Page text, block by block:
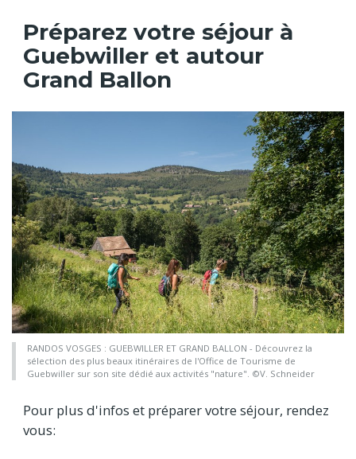
Préparez votre séjour à
Guebwiller et autour
Grand Ballon
RANDOS VOSGES : GUEBWILLER ET GRAND BALLON - Découvrez la
sélection des plus beaux itinéraires de l'Office de Tourisme de
Guebwiller sur son site dédié aux activités "nature". ©V. Schneider
Pour plus d'infos et préparer votre séjour, rendez
vous: